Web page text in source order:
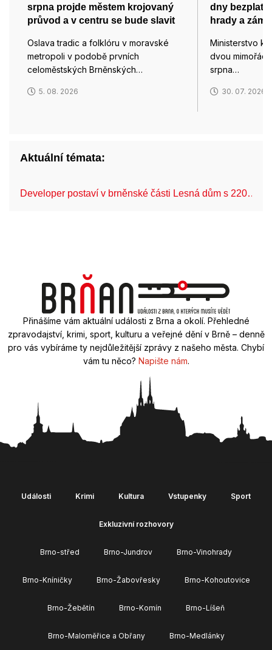
srpna projde městem krojovaný
průvod a v centru se bude slavit
Oslava tradic a folklóru v moravské
metropoli v podobě prvních
celoměstských Brněnských…
5. 08. 2026
dny
hrady a
Ministerstvo
dvou
srpna…
30. 07. 2026
Aktuální témata:
Developer postaví v brněnské části Lesná dům s 220…
Přinášíme vám aktuální události z Brna a okolí. Přehledné
zpravodajství, krimi, sport, kulturu a veřejné dění v Brně – denně
pro vás vybíráme ty nejdůležitější zprávy z našeho města. Chybí
vám tu něco? Napište nám.
Události Krimi Kultura Vstupenky Sport
Exkluzivní rozhovory
Brno-střed Brno-Jundrov Brno-Vinohrady
Brno-Kníničky Brno-Žabovřesky Brno-Kohoutovice
Brno-Žebětín Brno-Komín Brno-Líšeň
Brno-Maloměřice a Obřany Brno-Medlánky